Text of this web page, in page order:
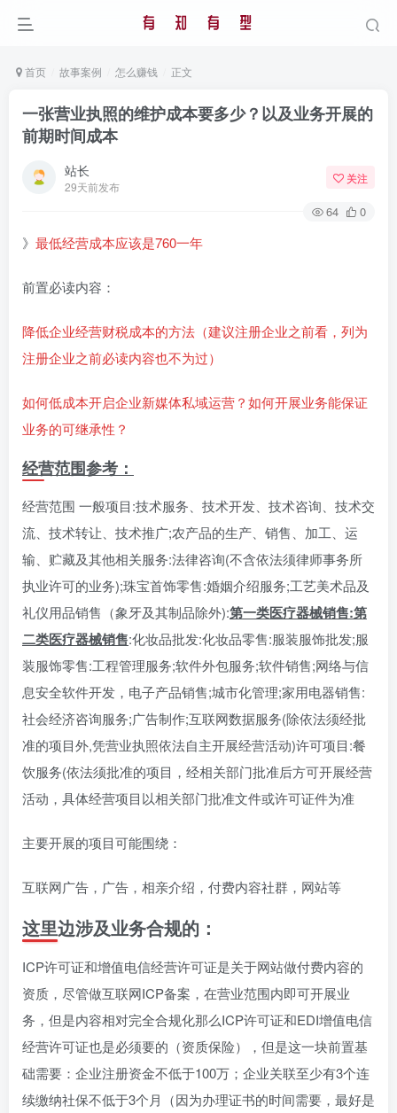
首页 故事案例 怎么赚钱 正文
一张营业执照的维护成本要多少？以及业务开展的
前期时间成本
站长
29天前发布
关注
64 0
》 最低经营成本应该是760一年
前置必读内容：
降低企业经营财税成本的方法（建议注册企业之前看，列为
注册企业之前必读内容也不为过）
如何低成本开启企业新媒体私域运营？如何开展业务能保证
业务的可继承性？
经营范围参考：
经营范围 一般项目:技术服务、技术开发、技术咨询、技术交
流、技术转让、技术推广;农产品的生产、销售、加工、运
输、贮藏及其他相关服务:法律咨询(不含依法须律师事务所
执业许可的业务);珠宝首饰零售:婚姻介绍服务;工艺美术品及
礼仪用品销售（象牙及其制品除外):第一类医疗器械销售:第
二类医疗器械销售:化妆品批发:化妆品零售:服装服饰批发;服
装服饰零售:工程管理服务;软件外包服务;软件销售;网络与信
息安全软件开发，电子产品销售;城市化管理;家用电器销售:
社会经济咨询服务;广告制作;互联网数据服务(除依法须经批
准的项目外,凭营业执照依法自主开展经营活动)许可项目:餐
饮服务(依法须批准的项目，经相关部门批准后方可开展经营
活动，具体经营项目以相关部门批准文件或许可证件为准
主要开展的项目可能围绕：
互联网广告，广告，相亲介绍，付费内容社群，网站等
这里边涉及业务合规的：
ICP许可证和增值电信经营许可证是关于网站做付费内容的
资质，尽管做互联网ICP备案，在营业范围内即可开展业
务，但是内容相对完全合规化那么ICP许可证和EDI增值电信
经营许可证也是必须要的（资质保险），但是这一块前置基
础需要：企业注册资金不低于100万；企业关联至少有3个连
续缴纳社保不低于3个月（因为办理证书的时间需要，最好是